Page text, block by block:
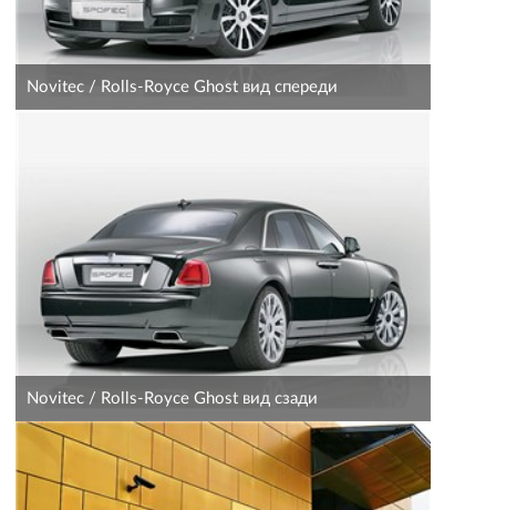
Novitec / Rolls-Royce Ghost вид спереди
Novitec / Rolls-Royce Ghost вид сзади